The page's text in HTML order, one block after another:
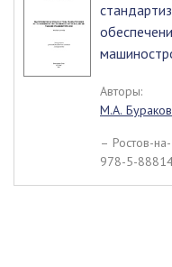
Авторы:
М.А.
– Ростов-
978-5-